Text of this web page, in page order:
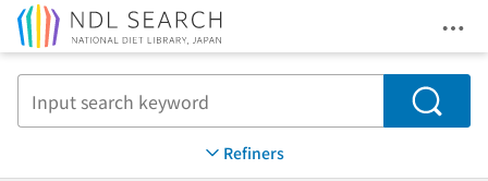
Search
Refiners